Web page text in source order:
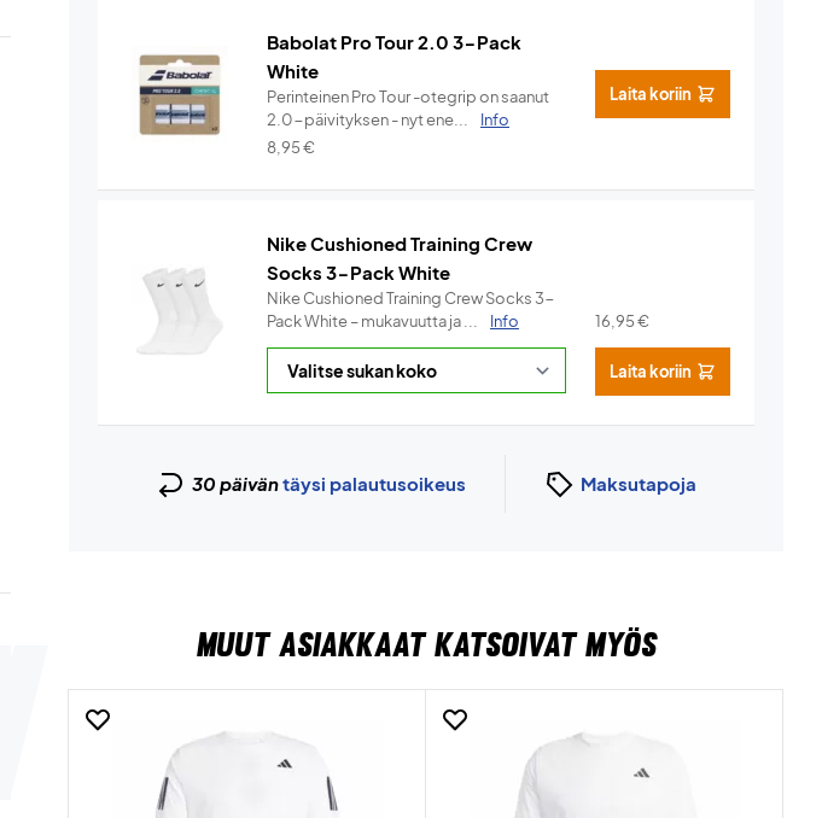
Babolat Pro Tour 2.0 3-Pack
White
Perinteinen Pro Tour -otegrip on saanut
2.0-päivityksen - nyt ene...
Info
8,95€
Laita koriin
Nike Cushioned Training Crew
Socks 3-Pack White
Nike Cushioned Training Crew Socks 3-
Pack White – mukavuutta ja ...
Info 16,95€
Laita koriin
30 päiväntäysi palautusoikeus Maksutapoja
MUUT ASIAKKAAT KATSOIVAT MYÖS